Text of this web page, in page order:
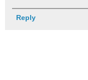
Reply